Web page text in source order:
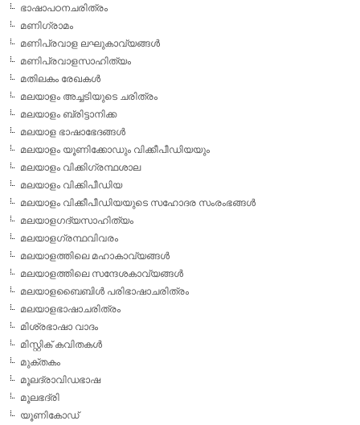
ഭാഷാപഠനചരിത്രം
മണിഗ്രാമം
മണിപ്രവാള ലഘുകാവ്യങ്ങള്‍
മണിപ്രവാളസാഹിത്യം
മതിലകം രേഖകള്‍
മലയാളം അച്ചടിയുടെ ചരിത്രം
മലയാളം ബ്രിട്ടാനിക്ക
മലയാള ഭാഷാഭേദങ്ങള്‍
മലയാളം യൂണിക്കോഡും വിക്കീപീഡിയയും
മലയാളം വിക്കിഗ്രന്ഥശാല
മലയാളം വിക്കിപീഡിയ
മലയാളം വിക്കീപീഡിയയുടെ സഹോദര സംരംഭങ്ങള്‍
മലയാളഗദ്യസാഹിത്യം
മലയാളഗ്രന്ഥവിവരം
മലയാളത്തിലെ മഹാകാവ്യങ്ങള്‍
മലയാളത്തിലെ സന്ദേശകാവ്യങ്ങള്‍
മലയാളബൈബിള്‍ പരിഭാഷാചരിത്രം
മലയാളഭാഷാചരിത്രം
മിശ്രഭാഷാ വാദം
മിസ്റ്റിക് കവിതകള്‍
മുക്തകം
മൂലദ്രാവിഡഭാഷ
മൂലഭദ്രി
യൂണികോഡ്